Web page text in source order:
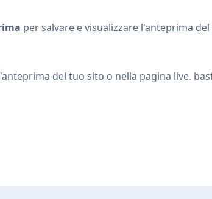
per salvare e visualizzare l'anteprima
del tuo sito o nella pagina live.